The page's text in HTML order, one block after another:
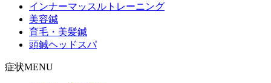
インナーマッスルトレーニング
美容鍼
育毛・美髪鍼
頭鍼ヘッドスパ
症状MENU